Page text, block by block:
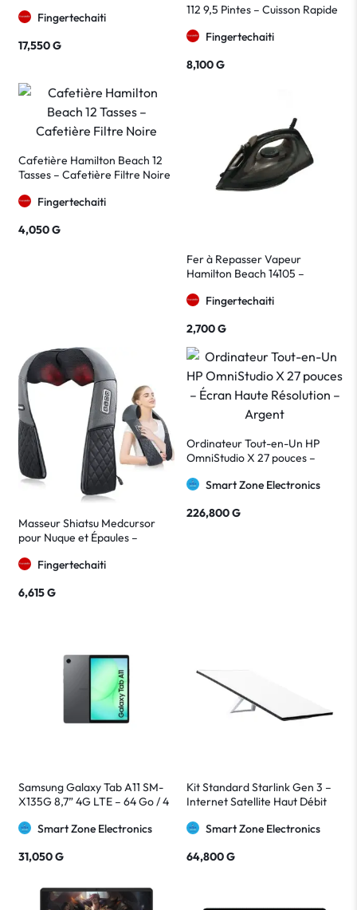
Fingertechaiti
17,550G
112 9,5 Pintes – Cuisson Rapide
Fingertechaiti
8,100G
Cafetière Hamilton Beach 12
Tasses – Cafetière Filtre Noire
Fingertechaiti
4,050G
Fer à Repasser Vapeur
Hamilton Beach 14105 –
Fingertechaiti
2,700G
Masseur Shiatsu Medcursor
pour Nuque et Épaules –
PortableFingertechaiti
6,615G
Ordinateur Tout-en-Un HP
OmniStudio X 27 pouces –
ArgentSmart Zone Electronics
226,800G
Samsung Galaxy Tab A11 SM-
X135G 8,7” 4G LTE – 64 Go / 4
Smart Zone Electronics
31,050G
Kit Standard Starlink Gen 3 –
Internet Satellite Haut Débit
Smart Zone Electronics
64,800G